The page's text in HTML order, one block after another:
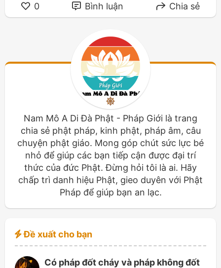
0 Bình luận Chia sẻ
Nam Mô A Di Đà Phật - Pháp Giới là trang
chia sẻ phật pháp, kinh phật, pháp âm, câu
chuyện phật giáo. Mong góp chút sức lực bé
nhỏ để giúp các bạn tiếp cận được đại trí
thức của đức Phật. Đừng hỏi tôi là ai. Hãy
chấp trì danh hiệu Phật, gieo duyên với Phật
Pháp để giúp bạn an lạc.
Đề xuất cho bạn
Có pháp đốt cháy và pháp không đốt